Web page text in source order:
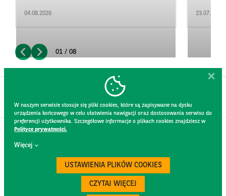
04.08.2026 23.07.2026
01 / 08
W naszym serwisie stosuje się pliki cookies, które są zapisywane na dysku
urządzenia końcowego w celu ułatwienia nawigacji oraz dostosowania serwisu do
preferencji użytkownika. Szczegółowe informacje o plikach cookies znajdziesz w
Polityce prywatności.
Więcej
USTAWIENIA PLIKÓW COOKIES
CZYTAJ WIĘCEJ
KONTAKT
REGULAMIN STRONY
POLITYKA PRYWATNOŚCI